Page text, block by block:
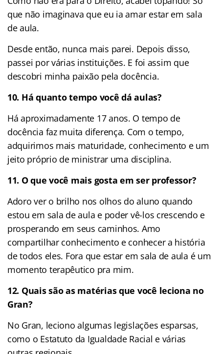
que não imaginava que eu ia amar estar em sala
de aula.
Desde então, nunca mais parei. Depois disso,
passei por várias instituições. E foi assim que
descobri minha paixão pela docência.
10. Há quanto tempo você dá aulas?
Há aproximadamente 17 anos. O tempo de
docência faz muita diferença. Com o tempo,
adquirimos mais maturidade, conhecimento e um
jeito próprio de ministrar uma disciplina.
11. O que você mais gosta em ser professor?
Adoro ver o brilho nos olhos do aluno quando
estou em sala de aula e poder vê-los crescendo e
prosperando em seus caminhos. Amo
compartilhar conhecimento e conhecer a história
de todos eles. Fora que estar em sala de aula é um
momento terapêutico pra mim.
12. Quais são as matérias que você leciona no
Gran?
No Gran, leciono algumas legislações esparsas,
como o Estatuto da Igualdade Racial e várias